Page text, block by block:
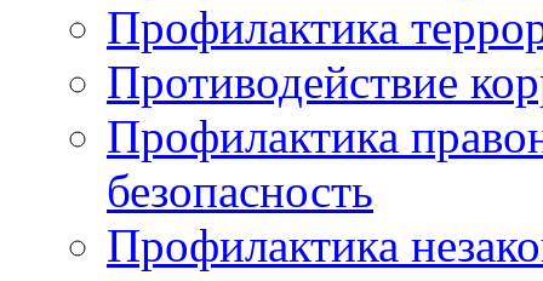
Профилактика
Противодействие
Профилактика
безопасность
Профилактика